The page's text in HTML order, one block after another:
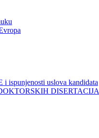
i ispunjenosti uslova kandidata
DISERTACIJA